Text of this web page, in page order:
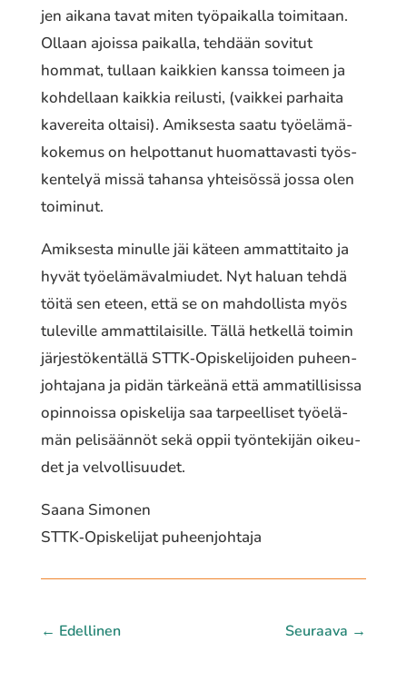
jen aikana tavat miten työpai­kal­la toimi­taan.
Ollaan ajoissa paikal­la, tehdään sovitut
hommat, tullaan kaik­kien kanssa toimeen ja
kohdel­laan kaikkia reilus­ti, (vaikkei parhai­ta
kave­rei­ta oltaisi). Amiksesta saatu työelä­mä­
ko­ke­mus on helpot­ta­nut huomat­ta­vas­ti työs­
ken­te­lyä missä tahansa yhtei­sös­sä jossa olen
toimi­nut.
Amiksesta minulle jäi käteen ammat­ti­tai­to ja
hyvät työelä­mä­val­miu­det. Nyt haluan tehdä
töitä sen eteen, että se on mahdol­lis­ta myös
tule­vil­le ammat­ti­lai­sil­le. Tällä hetkel­lä toimin
järjes­tö­ken­täl­lä STTK‐Opiskelijoiden puheen­
joh­ta­ja­na ja pidän tärkeä­nä että amma­til­li­sis­sa
opin­nois­sa opis­ke­li­ja saa tarpeel­li­set työelä­
män peli­sään­nöt sekä oppii työn­te­ki­jän oikeu­
det ja velvol­li­suu­det.
Saana Simonen
STTK‐Opiskelijat puheen­joh­ta­ja
← Edellinen Seuraava →